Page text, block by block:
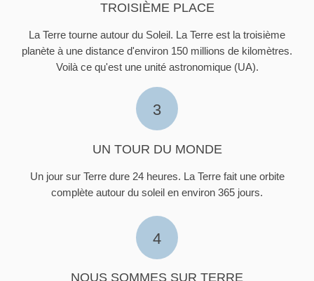
TROISIÈME PLACE
La Terre tourne autour du Soleil. La Terre est la troisième
planète à une distance d'environ 150 millions de kilomètres.
Voilà ce qu'est une unité astronomique (UA).
3
UN TOUR DU MONDE
Un jour sur Terre dure 24 heures. La Terre fait une orbite
complète autour du soleil en environ 365 jours.
4
NOUS SOMMES SUR TERRE